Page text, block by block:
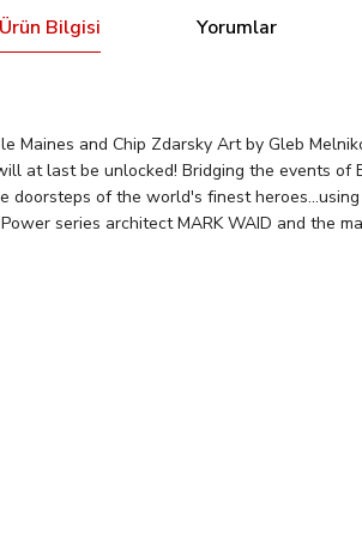
Ürün Bilgisi Yorumlar
Maines and Chip Zdarsky Art by Gleb
at last be unlocked! Bridging the events of
of the world's finest
series architect MARK WAID and the